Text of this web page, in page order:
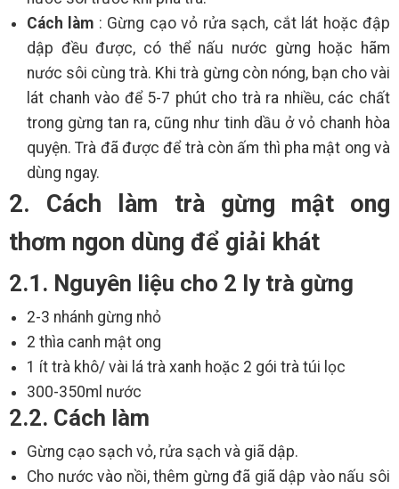
Cách làm : Gừng cạo vỏ rửa sạch, cắt lát hoặc đập
dập đều được, có thể nấu nước gừng hoặc hãm
nước sôi cùng trà. Khi trà gừng còn nóng, bạn cho vài
lát chanh vào để 5-7 phút cho trà ra nhiều, các chất
trong gừng tan ra, cũng như tinh dầu ở vỏ chanh hòa
quyện. Trà đã được để trà còn ấm thì pha mật ong và
dùng ngay.
2. Cách làm trà gừng mật ong
thơm ngon dùng để giải khát
2.1. Nguyên liệu cho 2 ly trà gừng
2-3 nhánh gừng nhỏ
2 thìa canh mật ong
1 ít trà khô/ vài lá trà xanh hoặc 2 gói trà túi lọc
300-350ml nước
2.2. Cách làm
Gừng cạo sạch vỏ, rửa sạch và giã dập.
Cho nước vào nồi, thêm gừng đã giã dập vào nấu sôi